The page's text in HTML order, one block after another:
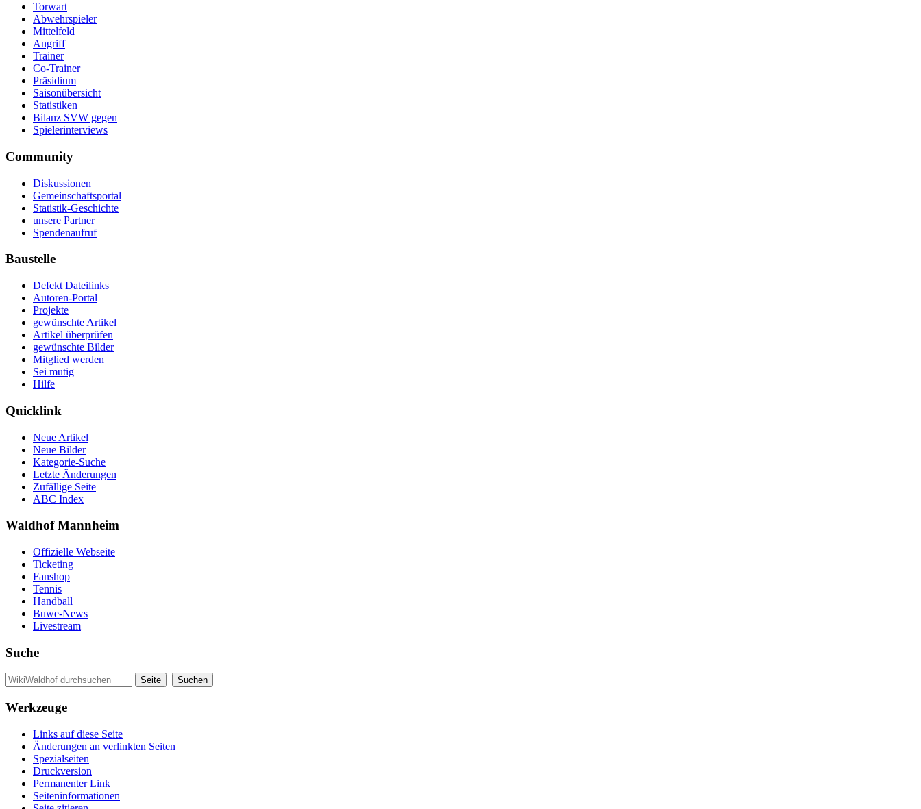
Torwart
Abwehrspieler
Mittelfeld
Angriff
Trainer
Co-Trainer
Präsidium
Saisonübersicht
Statistiken
Bilanz SVW gegen
Spielerinterviews
Community
Diskussionen
Gemeinschaftsportal
Statistik-Geschichte
unsere Partner
Spendenaufruf
Baustelle
Defekt Dateilinks
Autoren-Portal
Projekte
gewünschte Artikel
Artikel überprüfen
gewünschte Bilder
Mitglied werden
Sei mutig
Hilfe
Quicklink
Neue Artikel
Neue Bilder
Kategorie-Suche
Letzte Änderungen
Zufällige Seite
ABC Index
Waldhof Mannheim
Offizielle Webseite
Ticketing
Fanshop
Tennis
Handball
Buwe-News
Livestream
Suche
Werkzeuge
Links auf diese Seite
Änderungen an verlinkten Seiten
Spezialseiten
Druckversion
Permanenter Link
Seiten­informationen